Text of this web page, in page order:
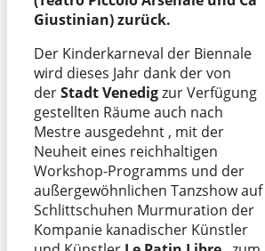
Giustinian) zurück.
Der Kinderkarneval der Biennale
wird dieses Jahr dank der von
derStadt Venedigzur Verfügung
gestellten Räume auch nach
Mestre ausgedehnt , mit der
Neuheit eines reichhaltigen
Workshop-Programms und der
außergewöhnlichen Tanzshow auf
Schlittschuhen Murmuration der
Kompanie kanadischer Künstler